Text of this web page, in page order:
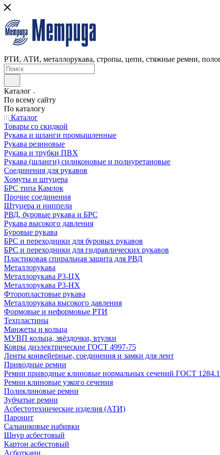
РТИ, АТИ, металлорукава, стропы, цепи, стяжные ремни,
Каталог
По всему сайту
По каталогу
Каталог
Товары со скидкой
Рукава и шланги промышленные
Рукава резиновые
Рукава и трубки ПВХ
Рукава (шланги) силиконовые и полиуретановые
Соединения для рукавов
Хомуты и штуцера
БРС типа Камлок
Прочие соединения
Штуцера и ниппели
РВД, буровые рукава и БРС
Рукава высокого давления
Буровые рукава
БРС и переходники для буровых рукавов
БРС и переходники для гидравлических рукавов
Пластиковая спиральная защита для РВД
Металлорукава
Металлорукава Р3-ЦХ
Металлорукава Р3-НХ
Фторопластовые рукава
Металлорукава высокого давления
Формовые и неформовые РТИ
Техпластины
Манжеты и кольца
МУВП кольца, звёздочки, втулки
Ковры диэлектрические ГОСТ 4997-75
Ленты конвейерные, соединения и замки для лент
Приводные ремни
Ремни приводные клиновые нормальных сечений ГОСТ
Ремни клиновые узкого сечения
Поликлиновые ремни
Зубчатые ремни
Асбестотехнические изделия (АТИ)
Паронит
Сальниковые набивки
Шнур асбестовый
Картон асбестовый
Асботкани